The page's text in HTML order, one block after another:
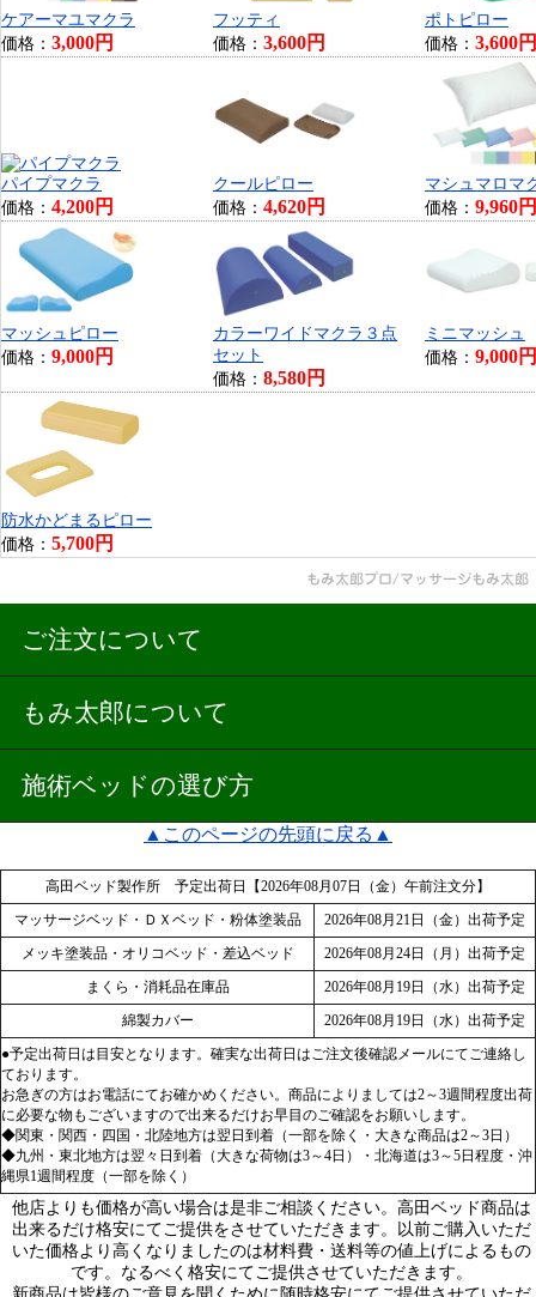
ケアーマユマクラ
価格： 3,000円
フッティ
価格： 3,600円
ポトピロー
価格： 3,600円
パイプマクラ
価格： 4,200円
クールピロー
価格： 4,620円
マシュマロマ
価格： 9,960円
マッシュピロー
価格： 9,000円
カラーワイドマクラ３点
セット
価格： 8,580円
ミニマッシュ
価格： 9,000円
防水かどまるピロー
価格： 5,700円
ご注文について
もみ太郎について
施術ベッドの選び方
▲このページの先頭に戻る▲
高田ベッド製作所 予定出荷日【2026年08月07日（金）午前注文分】
マッサージベッド・ＤＸベッド・粉体塗装品
2026年08月21日（金）出荷予定
メッキ塗装品・オリコベッド・差込ベッド
2026年08月24日（月）出荷予定
まくら・消耗品在庫品
2026年08月19日（水）出荷予定
綿製カバー
2026年08月19日（水）出荷予定
●予定出荷日は目安となります。確実な出荷日はご注文後確認メールにてご連絡し
ております。
お急ぎの方はお電話にてお確かめください。商品によりましては2～3週間程度出荷
に必要な物もございますので出来るだけお早目のご確認をお願いします。
◆関東・関西・四国・北陸地方は翌日到着（一部を除く・大きな商品は2～3日）
◆九州・東北地方は翌々日到着（大きな荷物は3～4日）・北海道は3～5日程度・沖
縄県1週間程度（一部を除く）
他店よりも価格が高い場合は是非ご相談ください。高田ベッド商品は
出来るだけ格安にてご提供をさせていただきます。以前ご購入いただ
いた価格より高くなりましたのは材料費・送料等の値上げによるもの
です。なるべく格安にてご提供させていただきます。